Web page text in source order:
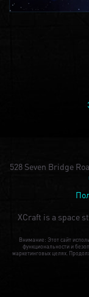
528 Seven Bridge
XCraft is a space
Внимание: Этот сайт
функциональности и
маркетинговых целях.